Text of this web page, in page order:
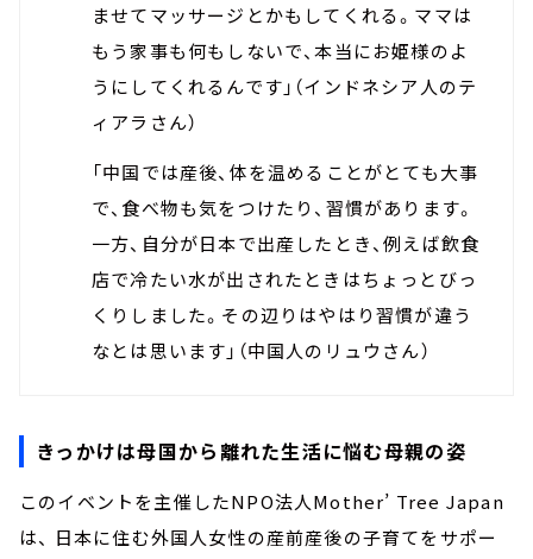
ませてマッサージとかもしてくれる。ママは
もう家事も何もしないで、本当にお姫様のよ
うにしてくれるんです」（インドネシア人のテ
ィアラさん）
「中国では産後、体を温めることがとても大事
で、食べ物も気をつけたり、習慣があります。
一方、自分が日本で出産したとき、例えば飲食
店で冷たい水が出されたときはちょっとびっ
くりしました。その辺りはやはり習慣が違う
なとは思います」（中国人のリュウさん）
きっかけは母国から離れた生活に悩む母親の姿
このイベントを主催したNPO法人Mother’ Tree Japan
は、 日本に住む外国人女性の産前産後の子育てをサポー